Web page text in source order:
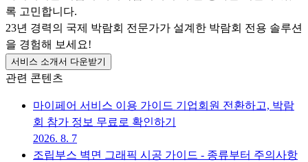
록 고민합니다.
23년 경력의 국제 박람회 전문가가 설계한 박람회 전용 솔루션
을 경험해 보세요!
서비스 소개서 다운받기
관련 콘텐츠
마이페어 서비스 이용 가이드 기업회원 전환하고, 박람
회 참가 정보 무료로 확인하기
2026. 8. 7
조립부스 벽면 그래픽 시공 가이드 - 종류부터 주의사항